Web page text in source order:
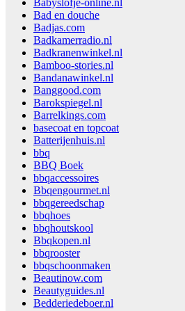
Babyslofje-online.nl
Bad en douche
Badjas.com
Badkamerradio.nl
Badkranenwinkel.nl
Bamboo-stories.nl
Bandanawinkel.nl
Banggood.com
Barokspiegel.nl
Barrelkings.com
basecoat en topcoat
Batterijenhuis.nl
bbq
BBQ Boek
bbqaccessoires
Bbqengourmet.nl
bbqgereedschap
bbqhoes
bbqhoutskool
Bbqkopen.nl
bbqrooster
bbqschoonmaken
Beautinow.com
Beautyguides.nl
Bedderiedeboer.nl